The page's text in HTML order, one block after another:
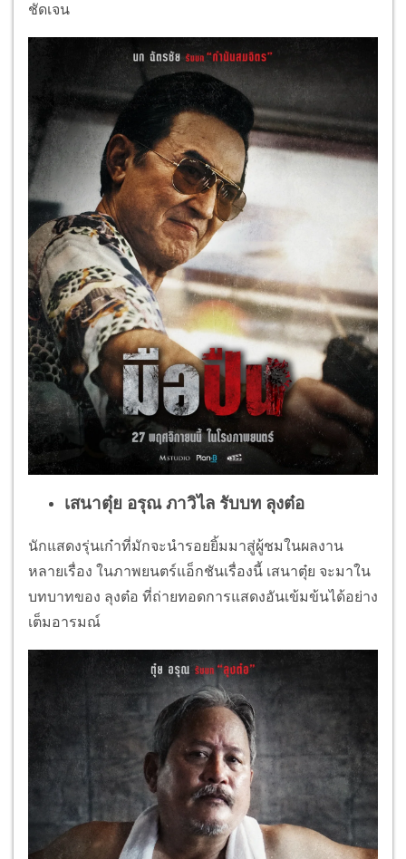
ชัดเจน
เสนาตุ๋ย อรุณ ภาวิไล รับบท ลุงต๋อ
นักแสดงรุ่นเก๋าที่มักจะนำรอยยิ้มมาสู่ผู้ชมในผลงาน
หลายเรื่อง ในภาพยนตร์แอ็กชันเรื่องนี้ เสนาตุ๋ย จะมาใน
บทบาทของ ลุงต๋อ ที่ถ่ายทอดการแสดงอันเข้มข้นได้อย่าง
เต็มอารมณ์